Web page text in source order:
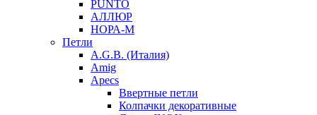
PUNTO
АЛЛЮР
НОРА-М
Петли
A.G.B. (Италия)
Amig
Apecs
Ввертные петли
Колпачки декоративные